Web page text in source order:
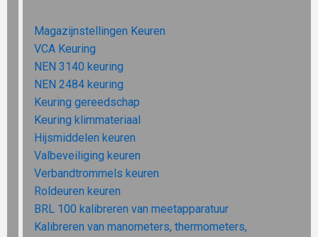
Magazijnstellingen Keuren
VCA Keuring
NEN 3140 keuring
NEN 2484 keuring
Keuring gereedschap
Keuring klimmateriaal
Hijsmiddelen keuren
Valbeveiliging keuren
Verbandtrommels keuren
Roldeuren keuren
BRL 100 kalibreren van meetapparatuur
Kalibreren van manometers, thermometers,